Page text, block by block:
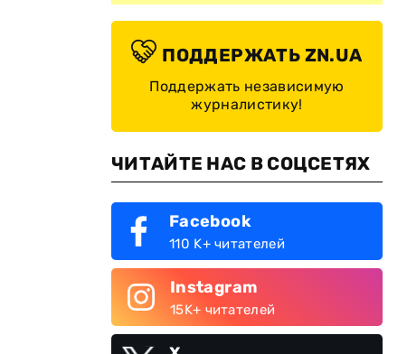
ПОДДЕРЖАТЬ ZN.UA
Поддержать независимую
журналистику!
ЧИТАЙТЕ НАС В СОЦСЕТЯХ
Facebook
110 K+ читателей
Instagram
15K+ читателей